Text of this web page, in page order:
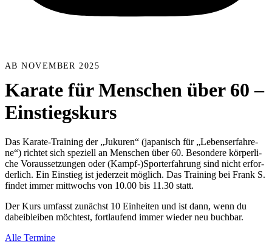
AB NOVEMBER 2025
Karate für Menschen über 60 –
Einstiegskurs
Das Kara­te-Trai­ning der „Juku­ren“ (japa­nisch für „Lebens­er­fah­re­
ne“) rich­tet sich spe­zi­ell an Men­schen über 60. Beson­de­re kör­per­li­
che Vor­aus­set­zun­gen oder (Kampf-)Sporterfahrung sind nicht erfor­
der­lich. Ein Ein­stieg ist jeder­zeit mög­lich. Das Trai­ning bei Frank S.
fin­det immer mitt­wochs von 10.00 bis 11.30 statt.
Der Kurs umfasst zunächst 10 Ein­hei­ten und ist dann, wenn du
dabei­blei­ben möch­test, fort­lau­fend immer wie­der neu buch­bar.
Alle Termine